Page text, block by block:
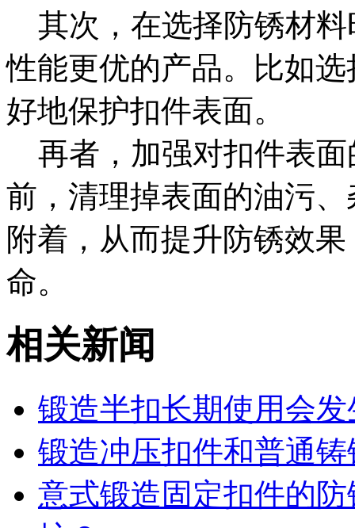
其次，在选择防锈材料
性能更优的产品。比如
好地保护扣件表面。
再者，加强对扣件表面
前，清理掉表面的油污
附着，从而提升防锈效
命。
相关新闻
锻造半扣长期使用会
锻造冲压扣件和普通
意式锻造固定扣件的